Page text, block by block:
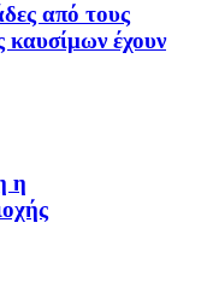
από τους
καυσίμων έχουν
η